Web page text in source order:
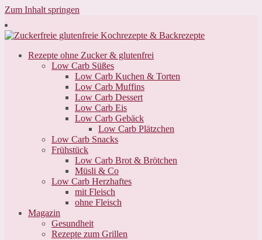
Zum Inhalt springen
Rezepte ohne Zucker & glutenfrei
Low Carb Süßes
Low Carb Kuchen & Torten
Low Carb Muffins
Low Carb Dessert
Low Carb Eis
Low Carb Gebäck
Low Carb Plätzchen
Low Carb Snacks
Frühstück
Low Carb Brot & Brötchen
Müsli & Co
Low Carb Herzhaftes
mit Fleisch
ohne Fleisch
Magazin
Gesundheit
Rezepte zum Grillen